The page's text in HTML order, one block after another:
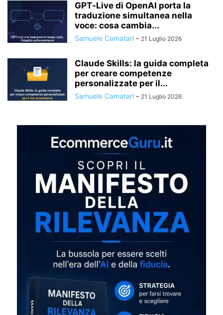
GPT‑Live di OpenAI porta la
traduzione simultanea nella
voce: cosa cambia...
Samuele Camatari - 21 Luglio 2026
Claude Skills: la guida completa
per creare competenze
personalizzate per il...
Samuele Camatari - 21 Luglio 2026